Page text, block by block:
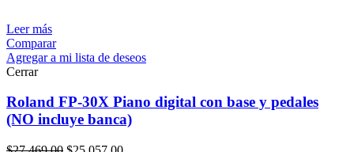
Leer más
Comparar
Agregar a mi lista de deseos
Cerrar
Roland FP-30X Piano digital con base y pedales
(NO incluye banca)